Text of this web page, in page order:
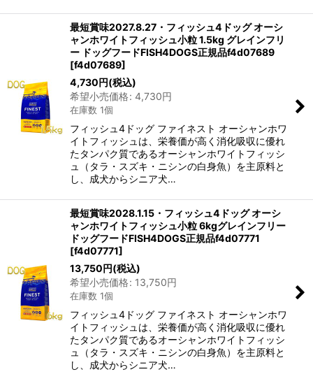
最短賞味2027.8.27・フィッシュ4ドッグ オーシ
ャンホワイトフィッシュ小粒 1.5kg グレインフリ
ー ドッグフードFISH4DOGS正規品f4d07689
[f4d07689]
4,730円(税込)
希望小売価格: 4,730円
在庫数 1個
フィッシュ4ドッグ ファイネスト オーシャンホワ
イトフィッシュは、栄養価が高く消化吸収に優れ
たタンパク質であるオーシャンホワイトフィッシ
ュ（タラ・スズキ・ニシンの白身魚）を主原料と
し、成犬からシニア犬…
最短賞味2028.1.15・フィッシュ4ドッグ オーシ
ャンホワイトフィッシュ小粒 6kgグレインフリー
ドッグフードFISH4DOGS正規品f4d07771
[f4d07771]
13,750円(税込)
希望小売価格: 13,750円
在庫数 1個
フィッシュ4ドッグ ファイネスト オーシャンホワ
イトフィッシュは、栄養価が高く消化吸収に優れ
たタンパク質であるオーシャンホワイトフィッシ
ュ（タラ・スズキ・ニシンの白身魚）を主原料と
し、成犬からシニア犬…